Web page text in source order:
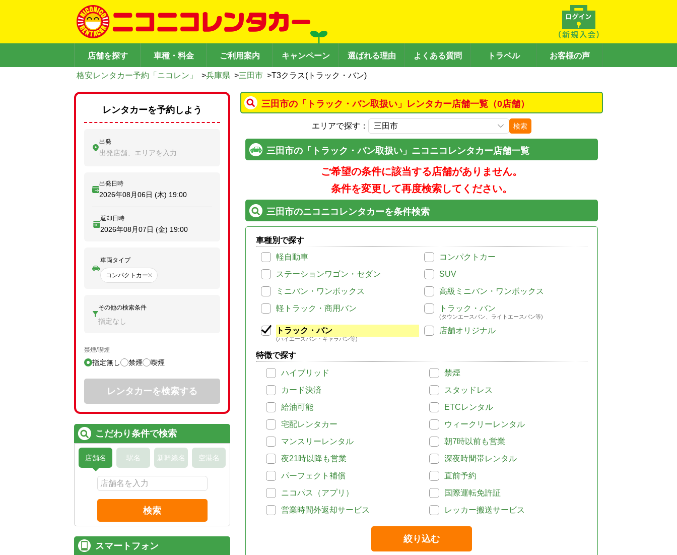
店舗を探す 車種・料金 ご利用案内 キャンペーン 選ばれる理由 よくある質問 トラベル お客様の声
格安レンタカー予約「ニコレン」 >兵庫県 >三田市 >T3クラス(トラック・バン)
三田市の「トラック・バン取扱い」レンタカー店舗一覧（0店舗）
エリアで探す： 検索
三田市の「トラック・バン取扱い」ニコニコレンタカー店舗一覧
ご希望の条件に該当する店舗がありません。
条件を変更して再度検索してください。
三田市のニコニコレンタカーを条件検索
車種別で探す
軽自動車
コンパクトカー
ステーションワゴン・セダン
SUV
ミニバン・ワンボックス
高級ミニバン・ワンボックス
軽トラック・商用バン
トラック・バン
(タウンエースバン、ライトエースバン等)
トラック・バン
(ハイエースバン・キャラバン等)
店舗オリジナル
特徴で探す
ハイブリッド
禁煙
カード決済
スタッドレス
給油可能
ETCレンタル
宅配レンタカー
ウィークリーレンタル
マンスリーレンタル
朝7時以前も営業
夜21時以降も営業
深夜時間帯レンタル
パーフェクト補償
直前予約
ニコパス（アプリ）
国際運転免許証
営業時間外返却サービス
レッカー搬送サービス
絞り込む
レンタカーを予約しよう
出発
出発店舗、エリアを入力
出発日時
2026年08月06日 (木) 19:00
返却日時
2026年08月07日 (金) 19:00
車両タイプ
コンパクトカー
その他の検索条件
指定なし
禁煙/喫煙
指定無し 禁煙 喫煙
レンタカーを検索する
こだわり条件で検索
店舗名 駅名 新幹線名 空港名
検索
スマートフォン